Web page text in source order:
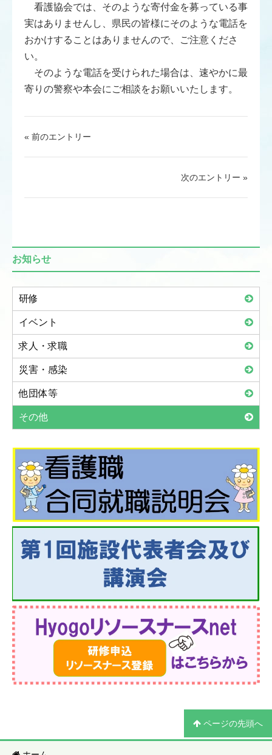
看護協会では、そのような寄付金を募っている事
実はありませんし、県民の皆様にそのような電話を
おかけすることはありませんので、ご注意くださ
い。
そのような電話を受けられた場合は、速やかに最
寄りの警察や本会にご相談をお願いいたします。
« 前のエントリー
次のエントリー »
お知らせ
研修
イベント
求人・求職
災害・感染
他団体等
その他
ページの先頭へ